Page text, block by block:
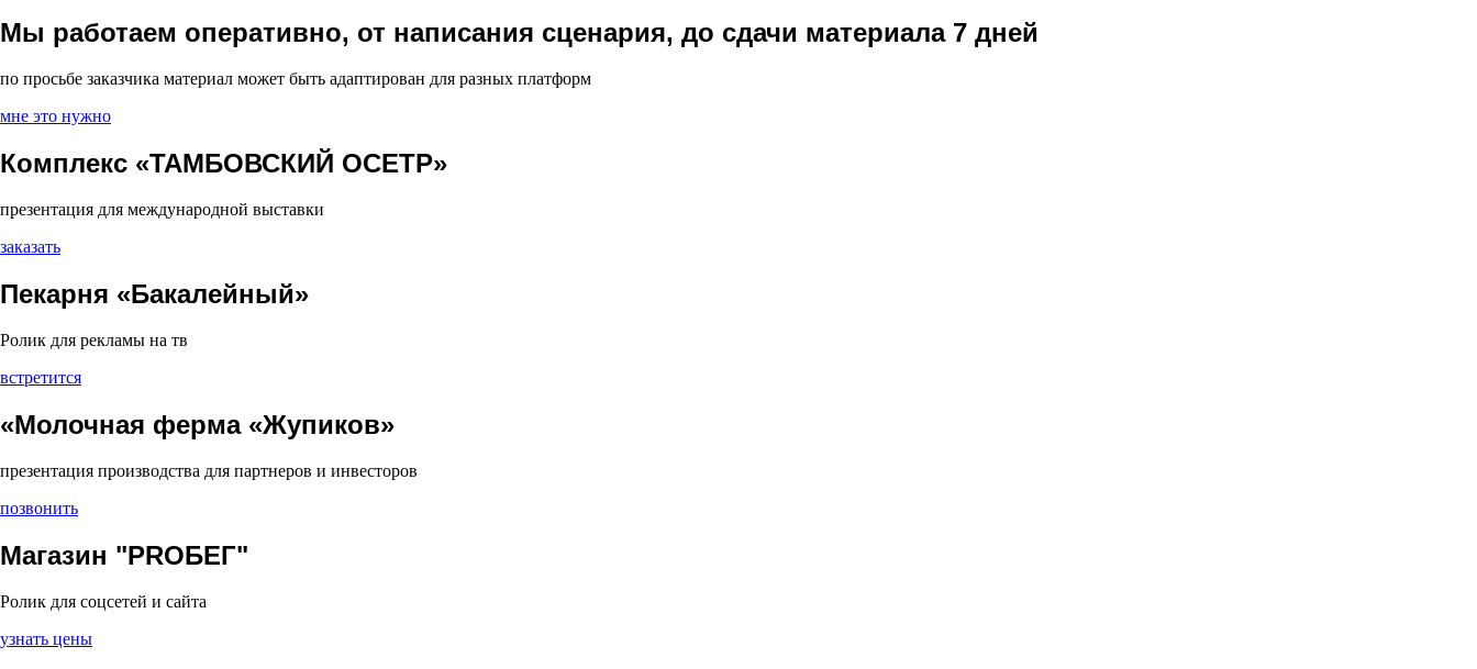
Мы работаем оперативно, от написания сценария, до сдачи материала 7 дней
по просьбе заказчика материал может быть адаптирован для разных платформ
мне это нужно
Комплекс «ТАМБОВСКИЙ ОСЕТР»
презентация для международной выставки
заказать
Пекарня «Бакалейный»
Ролик для рекламы на тв
встретится
«Молочная ферма «Жупиков»
презентация производства для партнеров и инвесторов
позвонить
Магазин "PROБЕГ"
Ролик для соцсетей и сайта
узнать цены